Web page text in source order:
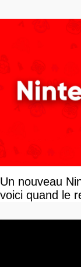
Un nouveau
voici quand le